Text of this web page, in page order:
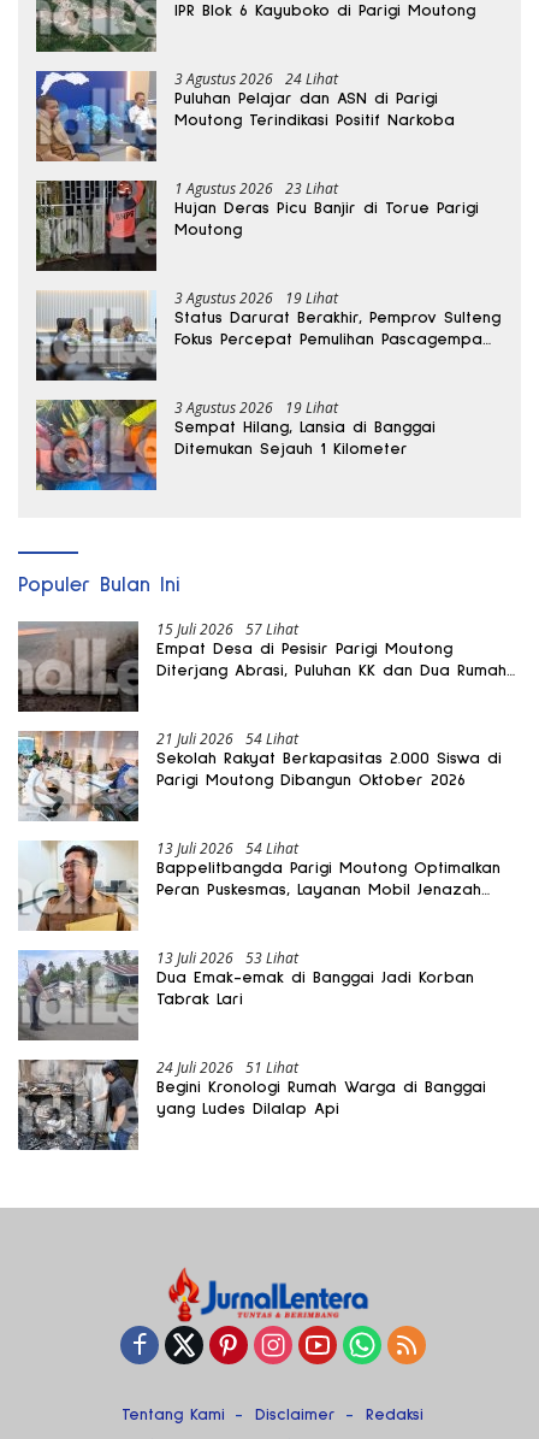
IPR Blok 6 Kayuboko di Parigi Moutong
3 Agustus 2026 24 Lihat
Puluhan Pelajar dan ASN di Parigi
Moutong Terindikasi Positif Narkoba
1 Agustus 2026 23 Lihat
Hujan Deras Picu Banjir di Torue Parigi
Moutong
3 Agustus 2026 19 Lihat
Status Darurat Berakhir, Pemprov Sulteng
Fokus Percepat Pemulihan Pascagempa
3 Agustus 2026 19 Lihat
Sempat Hilang, Lansia di Banggai
Ditemukan Sejauh 1 Kilometer
Populer Bulan Ini
15 Juli 2026 57 Lihat
Empat Desa di Pesisir Parigi Moutong
Diterjang Abrasi, Puluhan KK dan Dua Rumah
21 Juli 2026 54 Lihat
Sekolah Rakyat Berkapasitas 2.000 Siswa di
Parigi Moutong Dibangun Oktober 2026
13 Juli 2026 54 Lihat
Bappelitbangda Parigi Moutong Optimalkan
Peran Puskesmas, Layanan Mobil Jenazah
13 Juli 2026 53 Lihat
Dua Emak-emak di Banggai Jadi Korban
Tabrak Lari
24 Juli 2026 51 Lihat
Begini Kronologi Rumah Warga di Banggai
yang Ludes Dilalap Api
Tentang Kami Disclaimer
Redaksi